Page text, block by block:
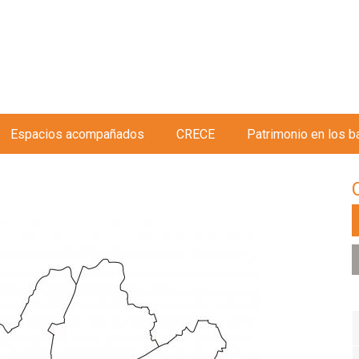
Espacios acompañados CRECE Patrimonio en los